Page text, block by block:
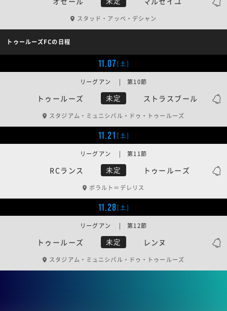
スタッド・アッベ・デシャン
トゥールーズFCの日程
11.07[土]
トゥールーズ 未定 ストラスブール
リーグアン | 第10節
スタジアム・ミュニシパル・ドゥ・トゥールーズ
11.21 [土]
RCランス 未定 トゥールーズ
リーグアン | 第11節
ボラルト＝デレリス
11.28[土]
トゥールーズ 未定 レンヌ
リーグアン | 第12節
スタジアム・ミュニシパル・ドゥ・トゥールーズ